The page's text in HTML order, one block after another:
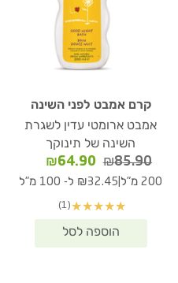
קרם אמבט לפני השינה
אמבט ארומטי עדין לשגרת
השינה של תינוקך
₪85.90
המחיר
המקורי
₪85.90.
₪64.90
הנוכחי
200 מ"ל ₪32.45 ל- 100 מ"ל
★
★
★
★
★
(1)